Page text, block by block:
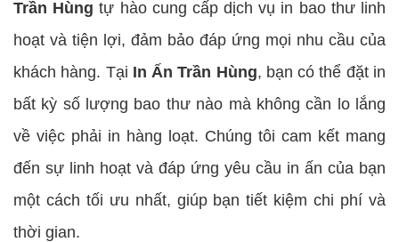
Trần Hùng tự hào cung cấp dịch vụ in bao thư linh
hoạt và tiện lợi, đảm bảo đáp ứng mọi nhu cầu của
khách hàng. Tại In Ấn Trần Hùng, bạn có thể đặt in
bất kỳ số lượng bao thư nào mà không cần lo lắng
về việc phải in hàng loạt. Chúng tôi cam kết mang
đến sự linh hoạt và đáp ứng yêu cầu in ấn của bạn
một cách tối ưu nhất, giúp bạn tiết kiệm chi phí và
thời gian.